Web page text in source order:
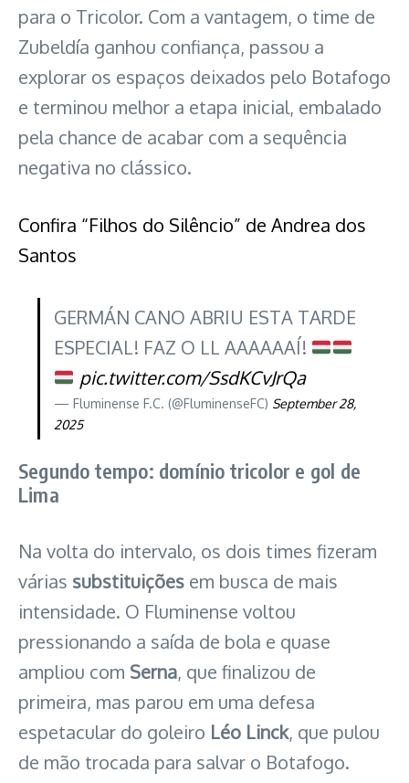
para o Tricolor. Com a vantagem, o time de
Zubeldía ganhou confiança, passou a
explorar os espaços deixados pelo Botafogo
e terminou melhor a etapa inicial, embalado
pela chance de acabar com a sequência
negativa no clássico.
Confira “Filhos do Silêncio” de Andrea dos
Santos
GERMÁN CANO ABRIU ESTA TARDE
ESPECIAL! FAZ O LL AAAAAAÍ!
pic.twitter.com/SsdKCvJrQa
— Fluminense F.C. (@FluminenseFC) September 28,
2025
Segundo tempo: domínio tricolor e gol de
Lima
Na volta do intervalo, os dois times fizeram
várias substituições em busca de mais
intensidade. O Fluminense voltou
pressionando a saída de bola e quase
ampliou com Serna, que finalizou de
primeira, mas parou em uma defesa
espetacular do goleiro Léo Linck, que pulou
de mão trocada para salvar o Botafogo.